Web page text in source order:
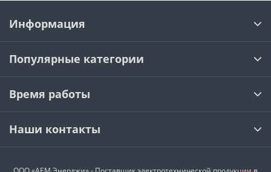
Информация
Популярные категории
Время работы
Наши контакты